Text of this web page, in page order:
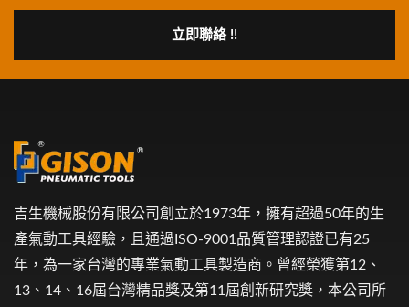
立即聯絡 !!
吉生機械股份有限公司創立於1973年，擁有超過50年的生
產氣動工具經驗，且通過ISO-9001品質管理認證已有25
年，為一家台灣的專業氣動工具製造商。曾經榮獲第12、
13、14、16屆台灣精品獎及第11屆創新研究獎，本公司所